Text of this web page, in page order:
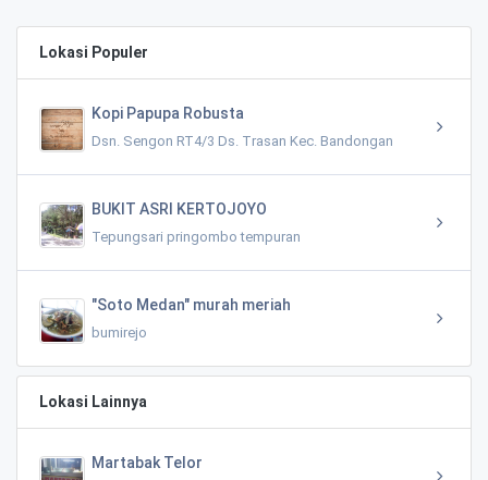
Lokasi Populer
Kopi Papupa Robusta
Dsn. Sengon RT4/3 Ds. Trasan Kec. Bandongan
BUKIT ASRI KERTOJOYO
Tepungsari pringombo tempuran
"Soto Medan" murah meriah
bumirejo
Lokasi Lainnya
Martabak Telor